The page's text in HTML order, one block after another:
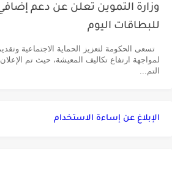
للبطاقات اليوم
تسعى الحكومة لتعزيز الحماية الاجتماعية
لمواجهة ارتفاع تكاليف المعيشة، حيث تم
التم...
الإبلاغ عن إساءة الاستخدام